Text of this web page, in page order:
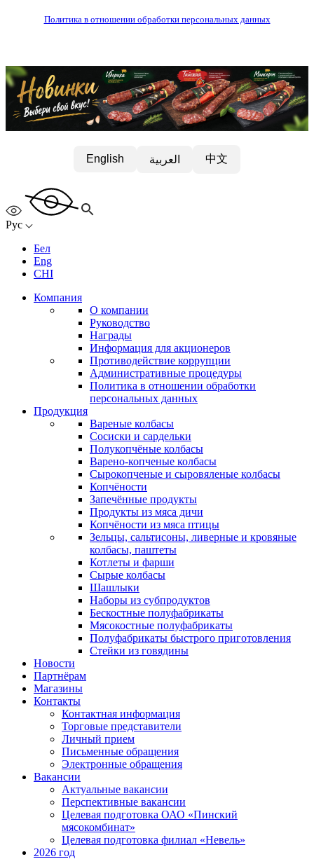
Политика в отношении обработки персональных данных
English العربية 中文
Рус
Бел
Eng
CHI
Компания
О компании
Руководство
Награды
Информация для акционеров
Противодействие коррупции
Административные процедуры
Политика в отношении обработки
персональных данных
Продукция
Вареные колбасы
Сосиски и сардельки
Полукопчёные колбасы
Варено-копченые колбасы
Сырокопченые и сыровяленые колбасы
Копчёности
Запечённые продукты
Продукты из мяса дичи
Копчёности из мяса птицы
Зельцы, сальтисоны, ливерные и кровяные
колбасы, паштеты
Котлеты и фарши
Сырые колбасы
Шашлыки
Наборы из субпродуктов
Бескостные полуфабрикаты
Мясокостные полуфабрикаты
Полуфабрикаты быстрого приготовления
Стейки из говядины
Новости
Партнёрам
Магазины
Контакты
Контактная информация
Торговые представители
Личный прием
Письменные обращения
Электронные обращения
Вакансии
Актуальные вакансии
Перспективные вакансии
Целевая подготовка ОАО «Пинский
мясокомбинат»
Целевая подготовка филиал «Невель»
2026 год